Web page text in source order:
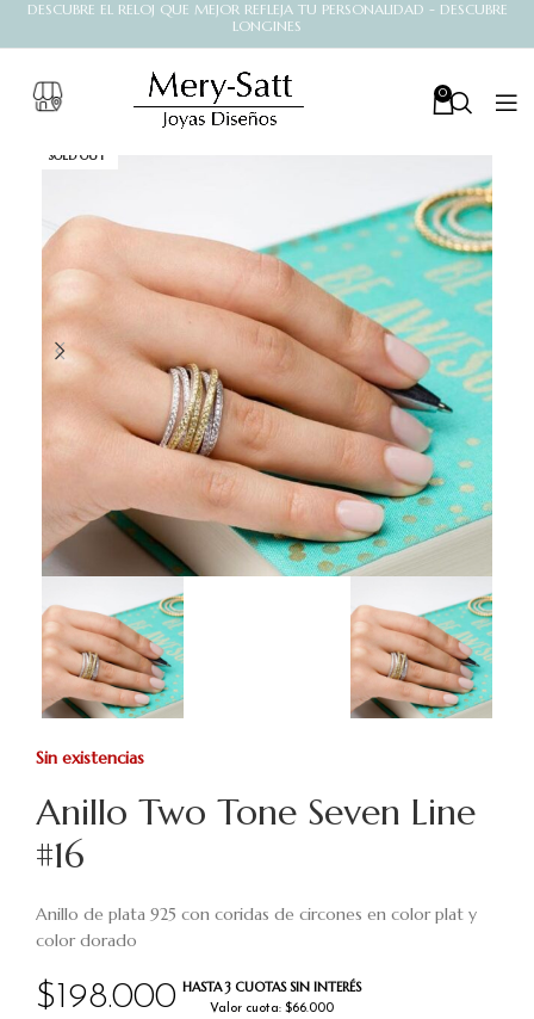
DESCUBRE EL RELOJ QUE MEJOR REFLEJA TU PERSONALIDAD - DESCUBRE
LONGINES
0
SOLD OUT
Anillo Two Tone Seven Line
#16
$198.000 HASTA 3 CUOTAS SIN INTERÉS
Valor cuota: $66.000
Anillo de plata 925 con coridas de circones en color plat y
color dorado
Sin existencias